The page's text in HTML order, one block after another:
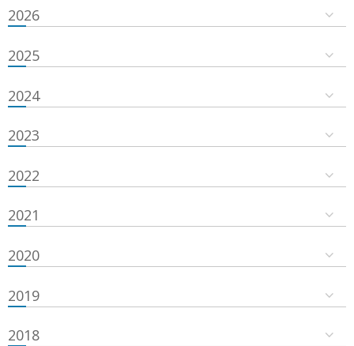
2026
2025
2024
2023
2022
2021
2020
2019
2018